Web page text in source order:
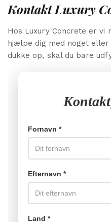
Kontakt Luxury
Hos Luxury Concrete er vi
hjælpe dig med noget
dukke op, skal du bare